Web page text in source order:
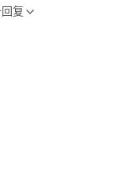
复